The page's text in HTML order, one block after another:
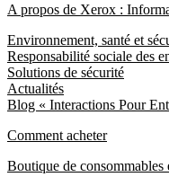
A propos de Xerox :
Environnement, santé et
Responsabilité sociale des
Solutions de sécurité
Actualités
Blog « Interactions Pour
Comment acheter
Boutique de consommables